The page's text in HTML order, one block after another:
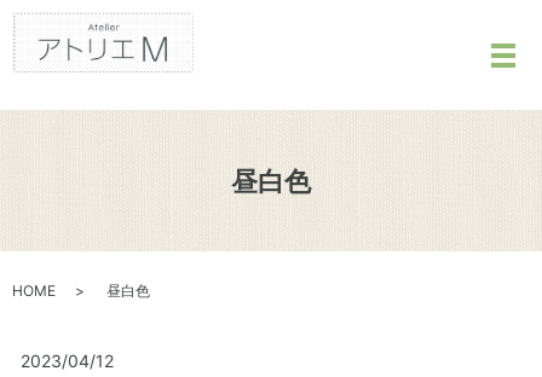
メ
昼白色
HOME 昼白色
2023/04/12